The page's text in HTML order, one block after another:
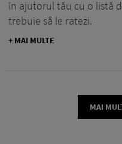
în ajutorul tău cu o listă
trebuie să le ratezi.
+ MAI MULTE
MAI